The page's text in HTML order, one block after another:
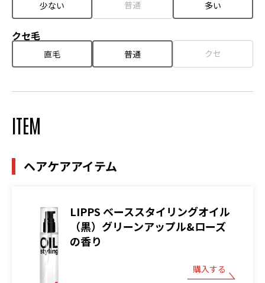
少ない 普通 多い
クセ毛
直毛 普通 クセ
ITEM
ヘアケアアイテム
LIPPS ベーススタイリングオイル
（黒）グリーンアップル&ローズ
の香り
購入する